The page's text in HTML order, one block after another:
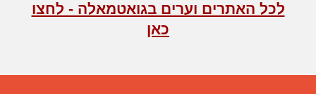
לכל האתרים וערים בגואטמאלה - לחצו
כאן